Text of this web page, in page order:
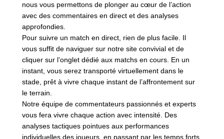
nous vous permettons de plonger au cœur de l’action
avec des commentaires en direct et des analyses
approfondies.
Pour suivre un match en direct, rien de plus facile. Il
vous suffit de naviguer sur notre site convivial et de
cliquer sur l’onglet dédié aux matchs en cours. En un
instant, vous serez transporté virtuellement dans le
stade, prêt à vivre chaque instant de l’affrontement sur
le terrain.
Notre équipe de commentateurs passionnés et experts
vous fera vivre chaque action avec intensité. Des
analyses tactiques pointues aux performances
individuelles des joueurs, en passant par les temps forts